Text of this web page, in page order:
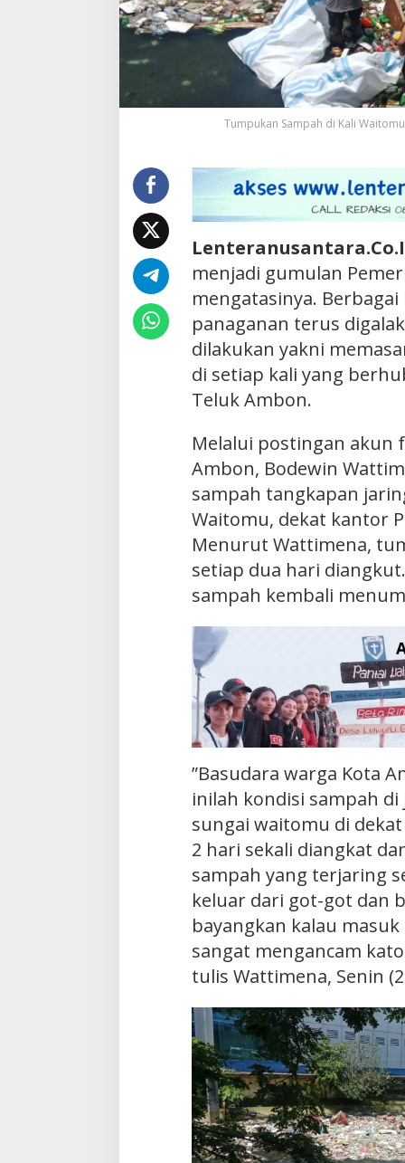
Tumpukan Sampah di Kali
menjadi gumulan
mengatasinya.
panaganan terus
dilakukan yakni
di setiap kali yang
Teluk Ambon.
Melalui postingan akun
Ambon, Bodewin
sampah tangkapan
Waitomu, dekat kantor
Menurut Wattimena,
setiap dua hari
sampah kembali
”Basudara warga Kota
inilah kondisi sampah
sungai waitomu di dekat
2 hari sekali diangkat
sampah yang terjaring
keluar dari got-got dan
bayangkan kalau
sangat mengancam
tulis Wattimena, Senin